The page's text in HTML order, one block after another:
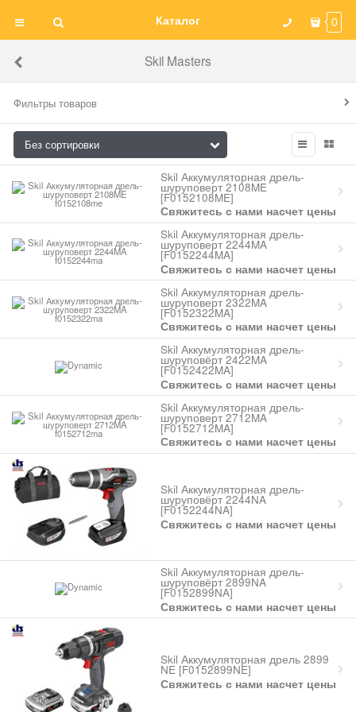
Каталог 0
Skil Masters
Фильтры товаров
Skil Аккумуляторная дрель-
шуруповерт 2108ME
[F0152108ME]
Свяжитесь с нами насчет цены
Skil Аккумуляторная дрель-
шуруповерт 2244MA
[F0152244MA]
Свяжитесь с нами насчет цены
Skil Аккумуляторная дрель-
шуруповерт 2322MA
[F0152322MA]
Свяжитесь с нами насчет цены
Skil Аккумуляторная дрель-
шуруповёрт 2422MA
[F0152422MA]
Свяжитесь с нами насчет цены
Skil Аккумуляторная дрель-
шуруповерт 2712MA
[F0152712MA]
Свяжитесь с нами насчет цены
Skil Аккумуляторная дрель-
шуруповёрт 2244NA
[F0152244NA]
Свяжитесь с нами насчет цены
Skil Аккумуляторная дрель-
шуруповёрт 2899NA
[F0152899NA]
Свяжитесь с нами насчет цены
Skil Аккумуляторная дрель 2899
NE [F0152899NE]
Свяжитесь с нами насчет цены